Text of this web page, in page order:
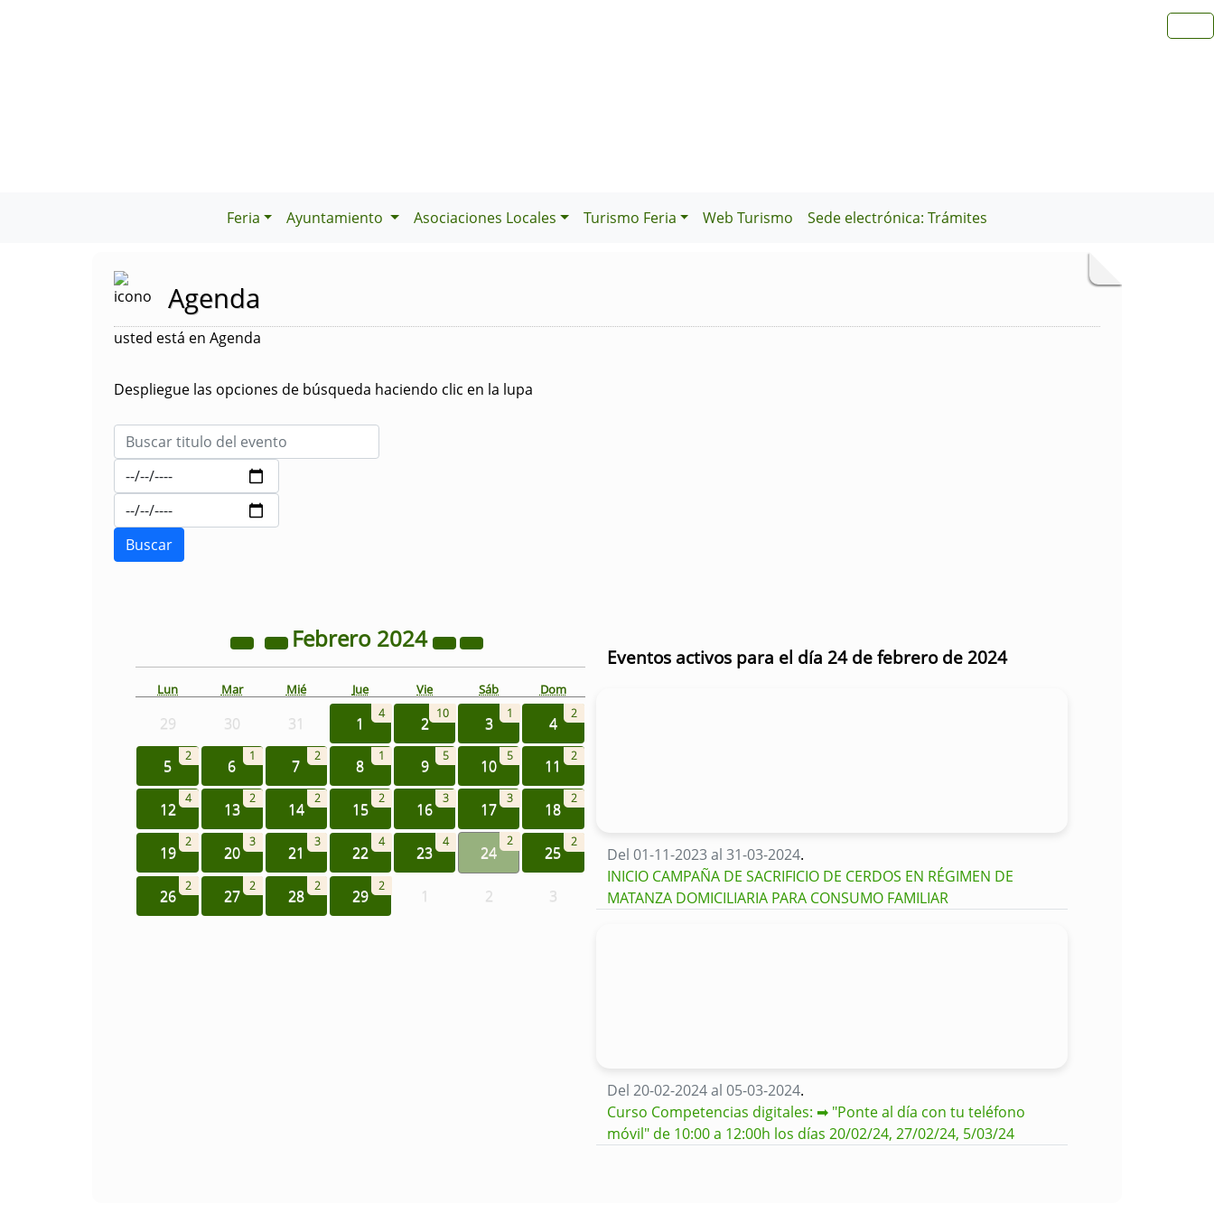
Feria Ayuntamiento Asociaciones Locales Turismo Feria Web Turismo Sede electrónica: Trámites
Agenda
usted está en Agenda
Despliegue las opciones de búsqueda haciendo clic en la lupa
Febrero 2024
Lun Mar Mié Jue Vie Sáb Dom
29 30 31 1
4
2
10
3
1
4
2
5
2
6
1
7
2
8
1
9
5
10
5
11
2
12
4
13
2
14
2
15
2
16
3
17
3
18
2
19
2
20
3
21
3
22
4
23
4
24
2
25
2
26
2
27
2
28
2
29
2
1 2 3
Eventos activos para el día 24 de febrero de 2024
Del 01-11-2023 al 31-03-2024.
INICIO CAMPAÑA DE SACRIFICIO DE CERDOS EN RÉGIMEN DE
MATANZA DOMICILIARIA PARA CONSUMO FAMILIAR
Del 20-02-2024 al 05-03-2024.
Curso Competencias digitales: ➡ "Ponte al día con tu teléfono
móvil" de 10:00 a 12:00h los días 20/02/24, 27/02/24, 5/03/24